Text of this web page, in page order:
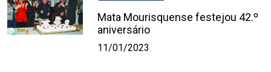
Mata Mourisquense festejou 42.º
aniversário
11/01/2023